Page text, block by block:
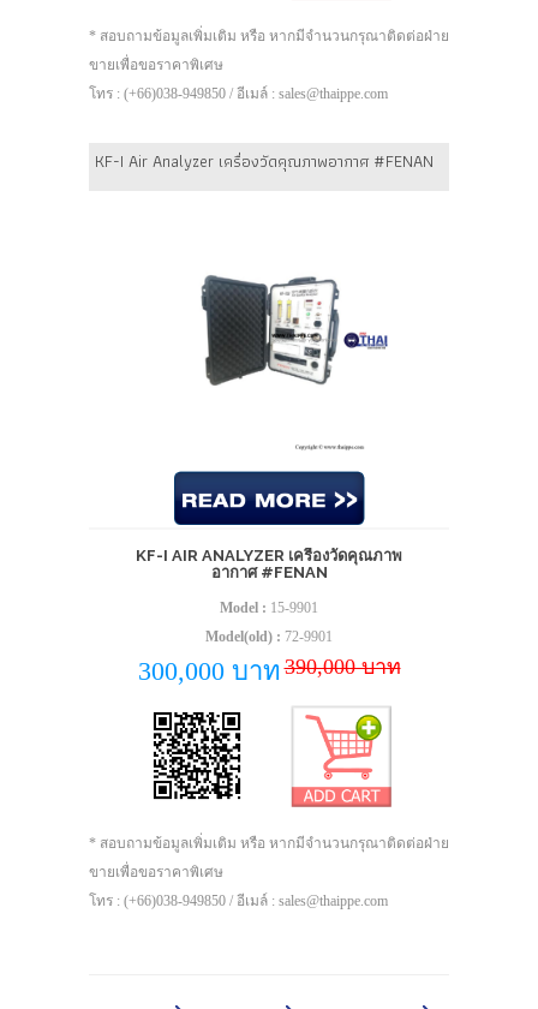
* สอบถามข้อมูลเพิ่มเติม หรือ หากมีจำนวนกรุณาติดต่อฝ่าย
ขายเพื่อขอราคาพิเศษ
โทร : (+66)038-949850 / อีเมล์ : sales@thaippe.com
KF-I Air Analyzer เครื่องวัดคุณภาพอากาศ #FENAN
KF-I AIR ANALYZER เครื่องวัดคุณภาพ
อากาศ #FENAN
Model : 15-9901
Model(old) : 72-9901
300,000 บาท 390,000 บาท
* สอบถามข้อมูลเพิ่มเติม หรือ หากมีจำนวนกรุณาติดต่อฝ่าย
ขายเพื่อขอราคาพิเศษ
โทร : (+66)038-949850 / อีเมล์ : sales@thaippe.com